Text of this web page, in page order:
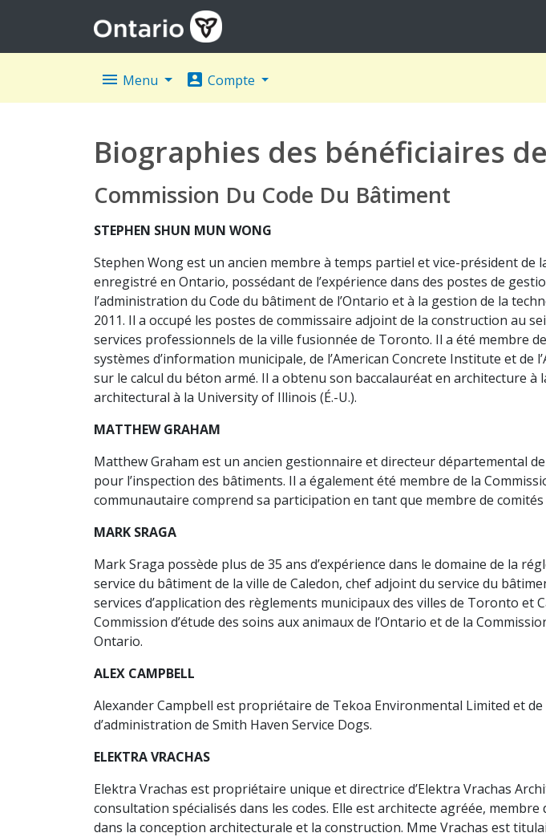
menu Menu account_box Compte
Biographies des bénéficiaires
Commission Du Code Du Bâtiment
STEPHEN SHUN MUN WONG
Stephen Wong est un ancien membre à temps partiel et vice-président
enregistré en Ontario, possédant de l’expérience dans des postes de
l’administration du Code du bâtiment de l’Ontario et à la gestion de la
2011. Il a occupé les postes de commissaire adjoint de la construction au
services professionnels de la ville fusionnée de Toronto. Il a été membre
systèmes d’information municipale, de l’American Concrete Institute et
sur le calcul du béton armé. Il a obtenu son baccalauréat en architecture à
architectural à la University of Illinois (É.-U.).
MATTHEW GRAHAM
Matthew Graham est un ancien gestionnaire et directeur départemental
pour l’inspection des bâtiments. Il a également été membre de la
communautaire comprend sa participation en tant que membre de
MARK SRAGA
Mark Sraga possède plus de 35 ans d’expérience dans le domaine de la
service du bâtiment de la ville de Caledon, chef adjoint du service du
services d’application des règlements municipaux des villes de Toronto
Commission d’étude des soins aux animaux de l’Ontario et de la
Ontario.
ALEX CAMPBELL
Alexander Campbell est propriétaire de Tekoa Environmental Limited et
d’administration de Smith Haven Service Dogs.
ELEKTRA VRACHAS
Elektra Vrachas est propriétaire unique et directrice d’Elektra Vrachas
consultation spécialisés dans les codes. Elle est architecte agréée, membre
dans la conception architecturale et la construction. Mme Vrachas est